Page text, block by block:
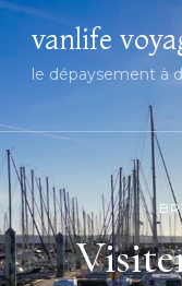
vanlife
le dépaysement à